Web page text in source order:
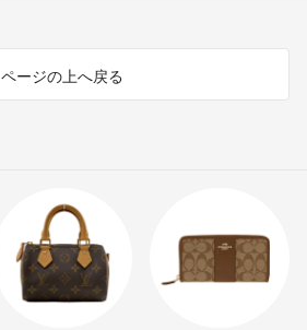
ページの上へ戻る